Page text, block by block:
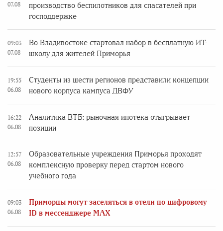
07.08
производство беспилотников для спасателей при
господдержке
09:03
07.08
Во Владивостоке стартовал набор в бесплатную ИТ-
школу для жителей Приморья
19:55
06.08
Студенты из шести регионов представили концепции
нового корпуса кампуса ДВФУ
16:22
06.08
Аналитика ВТБ: рыночная ипотека отыгрывает
позиции
12:57
06.08
Образовательные учреждения Приморья проходят
комплексную проверку перед стартом нового
учебного года
09:03
06.08
Приморцы могут заселяться в отели по цифровому
ID в мессенджере MAX